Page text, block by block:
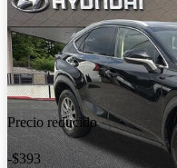
Precio reducido
-$393